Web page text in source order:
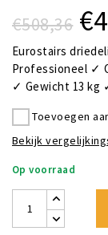
€508,36
Eurostairs
Professioneel ✓
✓ Gewicht 13 kg
Toevoegen
Bekijk
Op voorraad